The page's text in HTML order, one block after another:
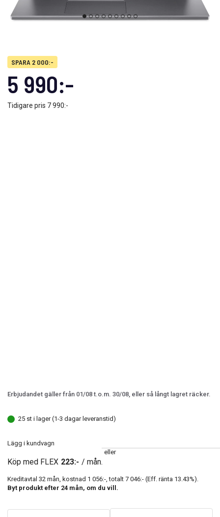
SPARA 2 000:-
5 990:-
Tidigare pris 7 990:-
Erbjudandet gäller från 01/08 t.o.m. 30/08, eller så långt lagret räcker.
25 st i lager (1-3 dagar leveranstid)
Lägg i kundvagn
eller
Köp med FLEX 223:- / mån.
Kreditavtal 32 mån, kostnad 1 056:-, totalt 7 046:- (Eff. ränta 13.43%).
Byt produkt efter 24 mån, om du vill.